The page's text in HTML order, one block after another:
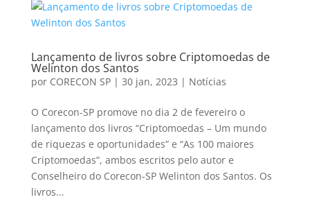
Lançamento de livros sobre Criptomoedas de
Welinton dos Santos
por CORECON SP| 30 jan, 2023 | Notícias
O Corecon-SP promove no dia 2 de fevereiro o
lançamento dos livros “Criptomoedas – Um mundo
de riquezas e oportunidades” e “As 100 maiores
Criptomoedas”, ambos escritos pelo autor e
Conselheiro do Corecon-SP Welinton dos Santos. Os
livros...